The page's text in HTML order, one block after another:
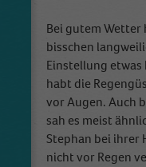
Bei gutem
bisschen
Einstellung etwas
habt die
vor Augen. Auch
sah es meist
Stephan bei ihrer
nicht vor Regen